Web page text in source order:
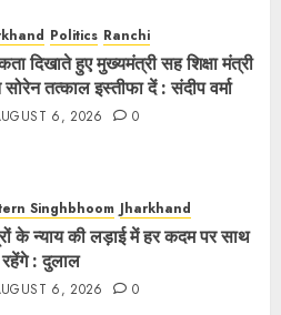
Politics Ranchi
दिखाते हुए मुख्यमंत्री सह शिक्षा मंत्री
तत्काल इस्तीफा दें : संदीप वर्मा
6, 2026 0
Singhbhoom Jharkhand
के न्याय की लड़ाई में हर कदम पर साथ
: दुलाल
6, 2026 0